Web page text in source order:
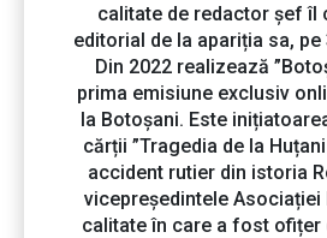
calitate de redactor șef îl
editorial de la apariția sa, pe
Din 2022 realizează
prima emisiune exclusiv
la Botoșani. Este
cărții ”Tragedia de la
accident rutier din istoria
vicepreședintele Asociației
calitate în care a fost ofițer